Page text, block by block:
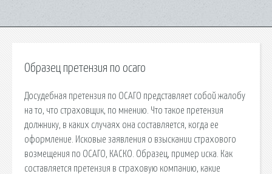
Образец претензия по осаго
Досудебная претензия по ОСАГО представляет собой жалобу
на то, что страховщик, по мнению. Что такое претензия
должнику, в каких случаях она составляется, когда ее
оформление. Исковые заявления о взыскании страхового
возмещения по ОСАГО, КАСКО. Образец, пример иска. Как
составляется претензия в страховую компанию, какие